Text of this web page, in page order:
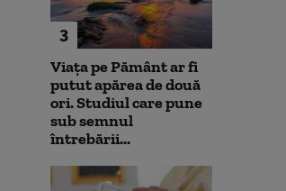
3
Viața pe Pământ ar fi
putut apărea de două
ori. Studiul care pune
sub semnul
întrebării...